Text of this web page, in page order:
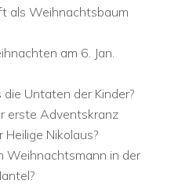
als Weihnachtsbaum
am 6. Jan.
Untaten der Kinder?
erste Adventskranz
Nikolaus?
Weihnachtsmann in der